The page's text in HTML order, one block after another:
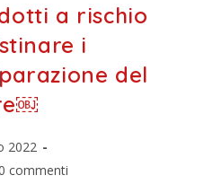
a rischio
i
del
2022
commenti